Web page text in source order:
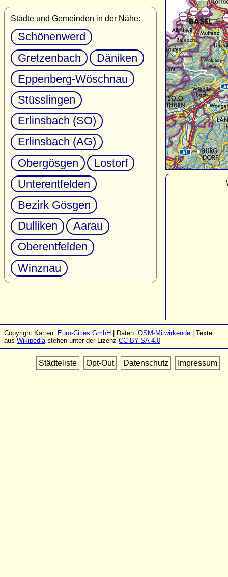
Städte und Gemeinden in der Nähe:
Schönenwerd
Gretzenbach
Däniken
Eppenberg-Wöschnau
Stüsslingen
Erlinsbach (SO)
Erlinsbach (AG)
Obergösgen
Lostorf
Unterentfelden
Bezirk Gösgen
Dulliken
Aarau
Oberentfelden
Winznau
Copyright Karten: Euro-Cities GmbH | Daten: OSM-Mitwirkende | Texte
aus Wikipediastehen unter der Lizenz CC-BY-SA 4.0
Städteliste Opt-Out Datenschutz Impressum